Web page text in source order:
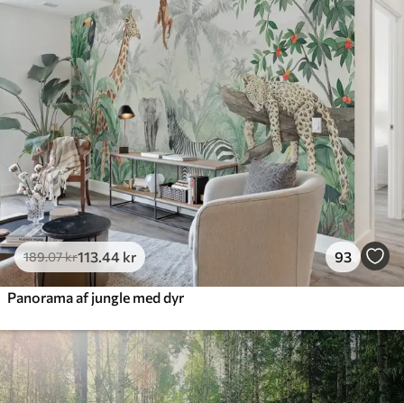
189.07kr113.44 kr 93
Panorama af jungle med dyr